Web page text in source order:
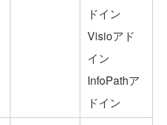
ドイン
Visioアド
イン
InfoPathア
ドイン